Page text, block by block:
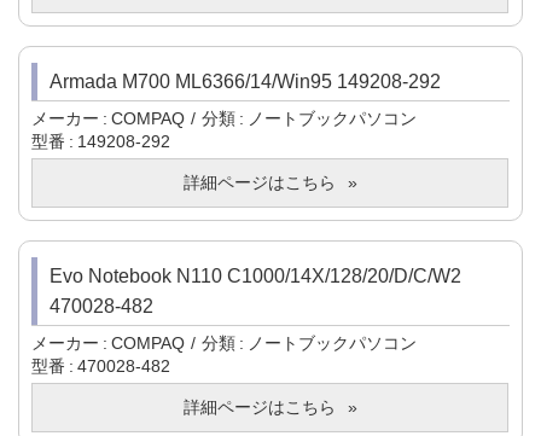
Armada M700 ML6366/14/Win95 149208-292
メーカー COMPAQ 分類
ノートブックパソコン
型番
149208-292
詳細ページはこちら
Evo Notebook N110 C1000/14X/128/20/D/C/W2
470028-482
メーカー COMPAQ 分類
ノートブックパソコン
型番
470028-482
詳細ページはこちら